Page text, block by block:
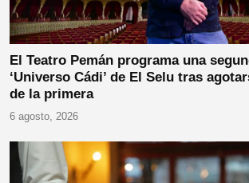
El Teatro Pemán programa una
‘Universo Cádi’ de El Selu tras
de la primera
6 agosto, 2026